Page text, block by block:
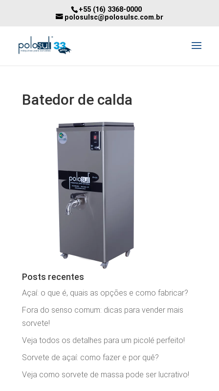
+55 (16) 3368-0000
polosulsc@polosulsc.com.br
Batedor de calda
Posts recentes
Açaí: o que é, quais as opções e como fabricar?
Fora do senso comum: dicas para vender mais
sorvete!
Veja todos os detalhes para um picolé perfeito!
Sorvete de açaí: como fazer e por quê?
Veja como sorvete de massa pode ser lucrativo!